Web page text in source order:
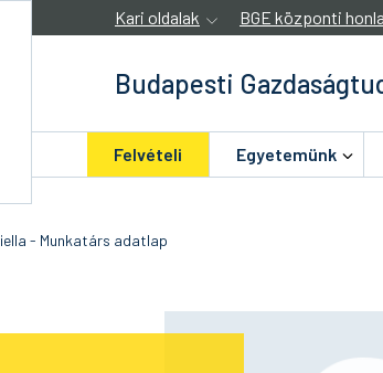
Kari oldalak BGE központi
Budapesti
Felvételi Egyetemünk
- Munkatárs adatlap